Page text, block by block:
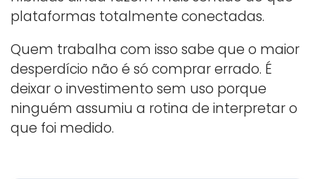
plataformas totalmente conectadas.
Quem trabalha com isso sabe que o maior
desperdício não é só comprar errado. É
deixar o investimento sem uso porque
ninguém assumiu a rotina de interpretar o
que foi medido.